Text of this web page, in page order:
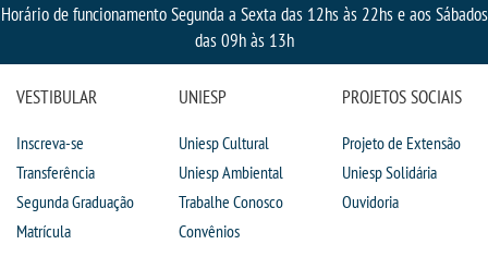
Horário de funcionamento Segunda a Sexta das 12hs às 22hs e aos Sábados
das 09h às 13h
VESTIBULAR
Inscreva-se
Transferência
Segunda Graduação
Matrícula
UNIESP
Uniesp Cultural
Uniesp Ambiental
Trabalhe Conosco
Convênios
PROJETOS SOCIAIS
Projeto de Extensão
Uniesp Solidária
Ouvidoria